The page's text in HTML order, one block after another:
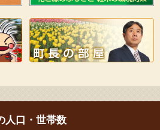
人口・世帯数